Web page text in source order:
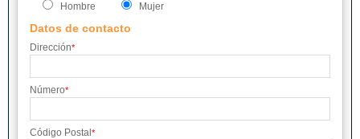
Hombre Mujer
Datos de contacto
Dirección*
Número*
Código Postal *